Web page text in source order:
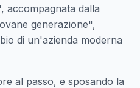
accompagnata dalla
generazione",
di un'azienda moderna
al passo, e sposando la